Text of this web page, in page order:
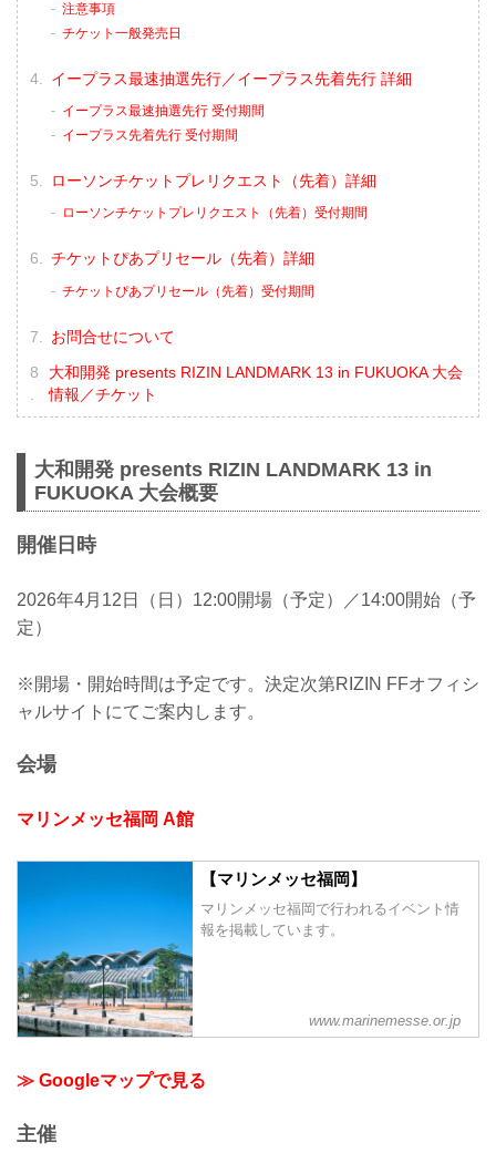
注意事項
チケット一般発売日
イープラス最速抽選先行／イープラス先着先行 詳細
イープラス最速抽選先行 受付期間
イープラス先着先行 受付期間
ローソンチケットプレリクエスト（先着）詳細
ローソンチケットプレリクエスト（先着）受付期間
チケットぴあプリセール（先着）詳細
チケットぴあプリセール（先着）受付期間
お問合せについて
大和開発 presents RIZIN LANDMARK 13 in FUKUOKA 大会
情報／チケット
大和開発 presents RIZIN LANDMARK 13 in
FUKUOKA 大会概要
開催日時
2026年4月12日（日）12:00開場（予定）／14:00開始（予
定）
※開場・開始時間は予定です。決定次第RIZIN FFオフィシ
ャルサイトにてご案内します。
会場
マリンメッセ福岡 A館
【マリンメッセ福岡】
マリンメッセ福岡で行われるイベント情
報を掲載しています。
www.marinemesse.or.jp
≫ Googleマップで見る
主催